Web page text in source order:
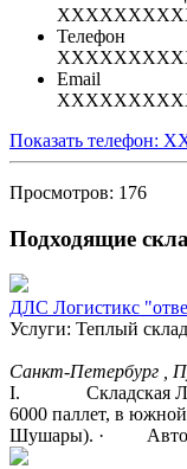
Телефон
Email
Показать телефон:
Просмотров: 176
Подходящие
ДЛС Логистикс
Услуги: Теплый
Санкт-Петербург ,
I. Складская
6000 паллет, в
Шушары). ·